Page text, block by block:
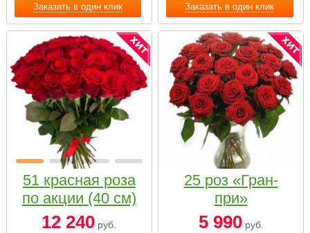
Заказать в один клик Заказать в один клик
51 красная роза
по акции (40 см)
12 240 руб.
25 роз «Гран-
при»
5 990руб.